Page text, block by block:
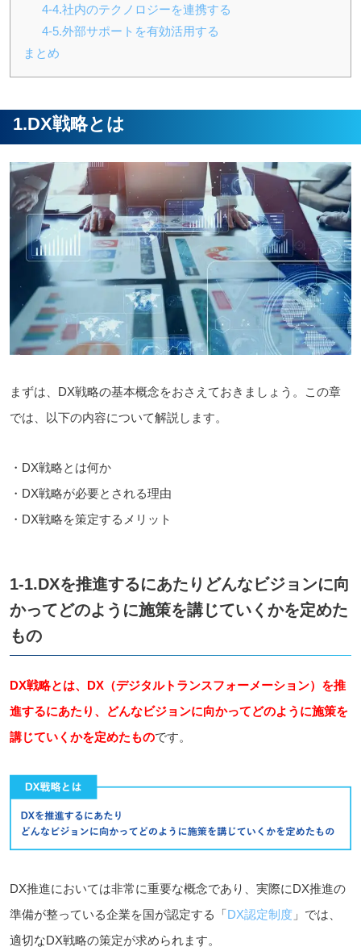
4-4.社内のテクノロジーを連携する
4-5.外部サポートを有効活用する
まとめ
1.DX戦略とは
まずは、DX戦略の基本概念をおさえておきましょう。この章
では、以下の内容について解説します。
・DX戦略とは何か
・DX戦略が必要とされる理由
・DX戦略を策定するメリット
1-1.DXを推進するにあたりどんなビジョンに向
かってどのように施策を講じていくかを定めた
もの
DX戦略とは、DX（デジタルトランスフォーメーション）を推
進するにあたり、どんなビジョンに向かってどのように施策を
講じていくかを定めたものです。
DX推進においては非常に重要な概念であり、実際にDX推進の
準備が整っている企業を国が認定する「DX認定制度 」では、
適切なDX戦略の策定が求められます。